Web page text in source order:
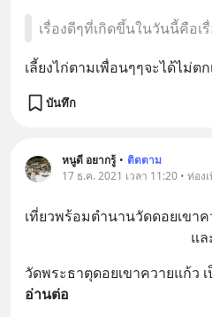
เรื่องดีๆที่เกิดขึ้นในวันนี้คือเ
เลี้ยงไก่ตามเพื่อนๆๆจะได้ไม่ต
บันทึก
หนูดี อยากรู้ • ติดตาม
17 ธ.ค. 2021 เวลา 11:20 • ท่อง
เที่ยวพร้อมตำนานวัดดอยเขา
วัดพระธาตุดอยเขาควายแก้ว
อ่านต่อ